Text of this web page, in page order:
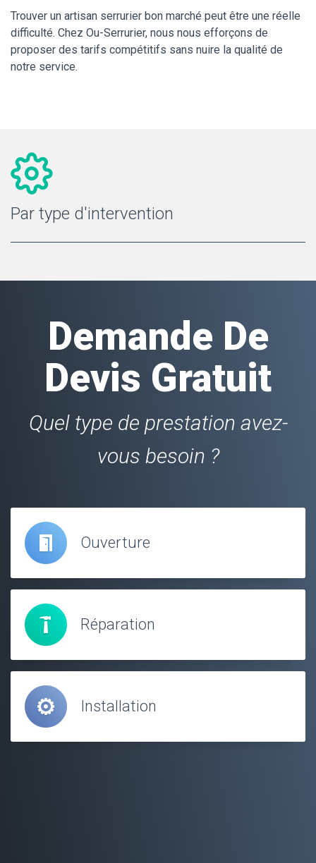
Trouver un artisan serrurier bon marché peut être une réelle
difficulté. Chez Ou-Serrurier, nous nous efforçons de
proposer des tarifs compétitifs sans nuire la qualité de
notre service.
Par type d'intervention
Demande De
Devis Gratuit
Quel type de prestation avez-
vous besoin ?
Ouverture
Réparation
Installation